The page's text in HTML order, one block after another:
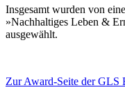
Insgesamt wurden von
»Nachhaltiges Leben &
ausgewählt.
Zur Award-Seite der GLS